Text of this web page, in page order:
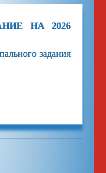
НА 2026
задания